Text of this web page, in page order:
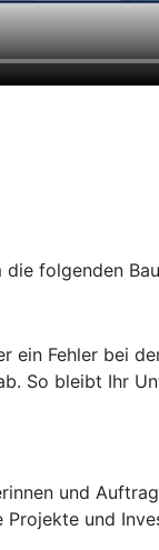
folgenden
ein Fehler bei
So bleibt Ihr
und
und